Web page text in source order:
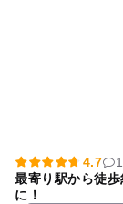
4.7
最寄り駅から徒
に！